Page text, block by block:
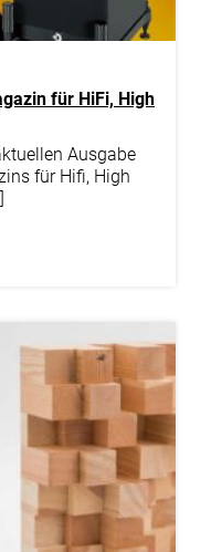
für HiFi, High
Ausgabe
für Hifi, High